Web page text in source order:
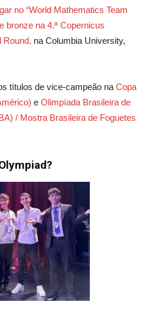
no “World Mathematics Team
bronze na 4.ª Copernicus
Round, na Columbia University,
títulos de vice-campeão na Copa
e Olimpíada Brasileira de
/ Mostra Brasileira de Foguetes